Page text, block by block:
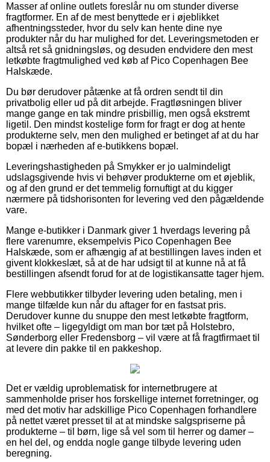
Masser af online outlets foreslår nu om stunder diverse
fragtformer. En af de mest benyttede er i øjeblikket
afhentningssteder, hvor du selv kan hente dine nye
produkter når du har mulighed for det. Leveringsmetoden er
altså ret så gnidningsløs, og desuden endvidere den mest
letkøbte fragtmulighed ved køb af Pico Copenhagen Bee
Halskæde.
Du bør derudover påtænke at få ordren sendt til din
privatbolig eller ud på dit arbejde. Fragtløsningen bliver
mange gange en tak mindre prisbillig, men også ekstremt
ligetil. Den mindst kostelige form for fragt er dog at hente
produkterne selv, men den mulighed er betinget af at du har
bopæl i nærheden af e-butikkens bopæl.
Leveringshastigheden på Smykker er jo ualmindeligt
udslagsgivende hvis vi behøver produkterne om et øjeblik,
og af den grund er det temmelig fornuftigt at du kigger
nærmere på tidshorisonten for levering ved den pågældende
vare.
Mange e-butikker i Danmark giver 1 hverdags levering på
flere varenumre, eksempelvis Pico Copenhagen Bee
Halskæde, som er afhængig af at bestillingen laves inden et
givent klokkeslæt, så at de har udsigt til at kunne nå at få
bestillingen afsendt forud for at de logistikansatte tager hjem.
Flere webbutikker tilbyder levering uden betaling, men i
mange tilfælde kun når du aftager for en fastsat pris.
Derudover kunne du snuppe den mest letkøbte fragtform,
hvilket ofte – ligegyldigt om man bor tæt på Holstebro,
Sønderborg eller Fredensborg – vil være at få fragtfirmaet til
at levere din pakke til en pakkeshop.
Det er vældig uproblematisk for internetbrugere at
sammenholde priser hos forskellige internet forretninger, og
med det motiv har adskillige Pico Copenhagen forhandlere
på nettet været presset til at at mindske salgspriserne på
produkterne – til børn, lige så vel som til herrer og damer –
en hel del, og endda nogle gange tilbyde levering uden
beregning.